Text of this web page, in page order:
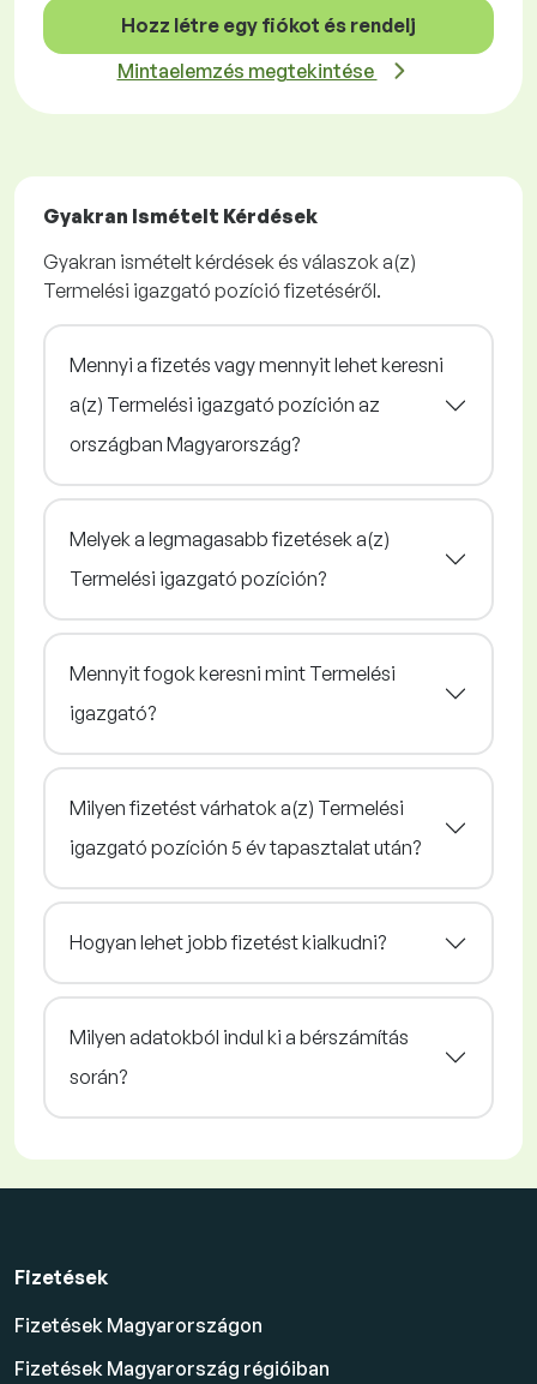
Hozz létre egy fiókot és rendelj
Mintaelemzés megtekintése
Gyakran Ismételt Kérdések
Gyakran ismételt kérdések és válaszok a(z)
Termelési igazgató pozíció fizetéséről.
Mennyi a fizetés vagy mennyit lehet keresni
a(z) Termelési igazgató pozíción az
országban Magyarország?
Melyek a legmagasabb fizetések a(z)
Termelési igazgató pozíción?
Mennyit fogok keresni mint Termelési
igazgató?
Milyen fizetést várhatok a(z) Termelési
igazgató pozíción 5 év tapasztalat után?
Hogyan lehet jobb fizetést kialkudni?
Milyen adatokból indul ki a bérszámítás
során?
Fizetések
Fizetések Magyarországon
Fizetések Magyarország régióiban